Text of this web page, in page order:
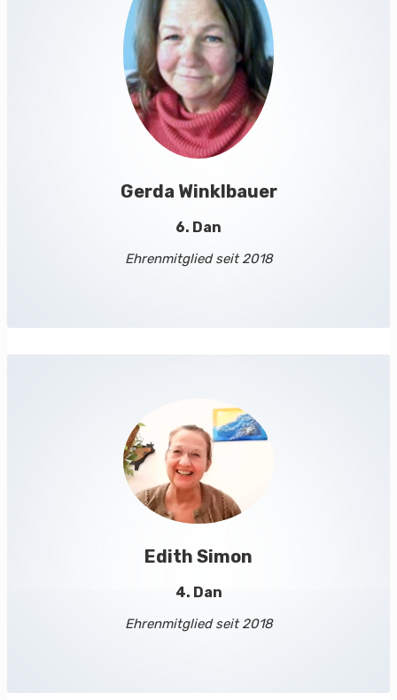
Gerda Winklbauer
6. Dan
Ehrenmitglied seit 2018
Edith Simon
4. Dan
Ehrenmitglied seit 2018